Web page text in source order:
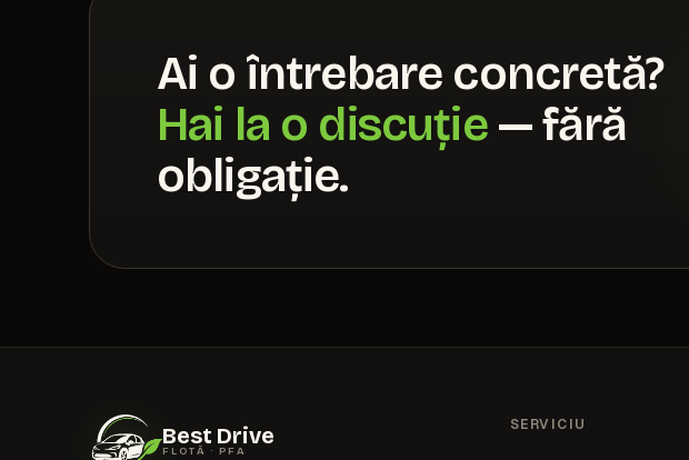
Ai o întrebare concretă?
Hai la o discuție— fără
obligație.
Best Drive
FLOTĂ · PFA
SERVICIU